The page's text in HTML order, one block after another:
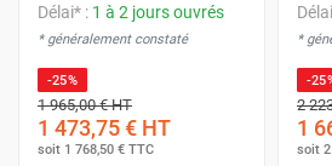
Avec une marge de sécurité
1700 W.
Délai* : 1 à 2 jours ouvrés
* généralement constaté
-25%
1 965,00 €HT
1 473,75 € HT
soit 1 768,50 € TTC
*
-
2
1
soit